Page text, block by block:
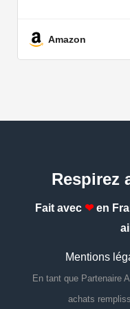
Amazon
Respirez
Fait avec ❤en
Mentions
En tant que Partenaire
achats